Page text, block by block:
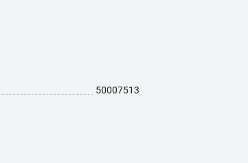
50007513